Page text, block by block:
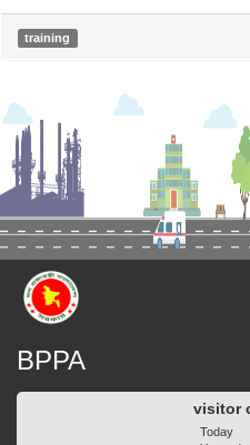
training
BPPA
visitor
Today